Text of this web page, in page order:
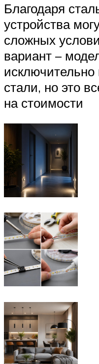
Благодаря
устройства
сложных
вариант –
стали, но это
на стоимости